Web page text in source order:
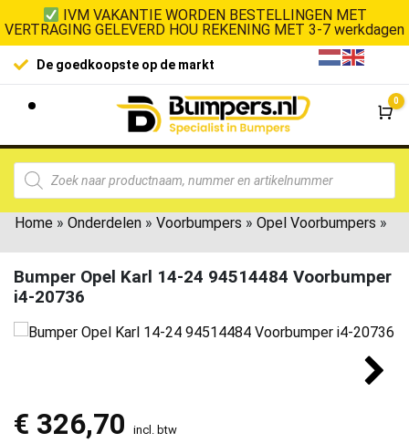
IVM VAKANTIE WORDEN BESTELLINGEN MET
VERTRAGING GELEVERD HOU REKENING MET 3-7 werkdagen
De goedkoopste op de markt
0
Home » Onderdelen » Voorbumpers » Opel Voorbumpers »
Bumper Opel Karl 14-24 94514484 Voorbumper
i4-20736
€ 326,70 incl. btw